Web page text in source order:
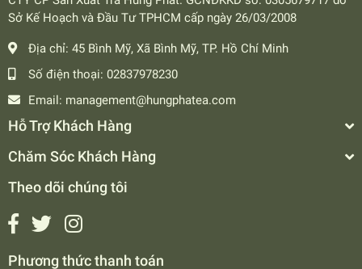
Sở Kế Hoạch và Đầu Tư TPHCM cấp ngày 26/03/2008
Địa chỉ: 45 Bình Mỹ, Xã Bình Mỹ, TP. Hồ Chí Minh
Số điện thoại: 02837978230
Email: management@hungphatea.com
Hỗ Trợ Khách Hàng
Chăm Sóc Khách Hàng
Theo dõi chúng tôi
Phương thức thanh toán